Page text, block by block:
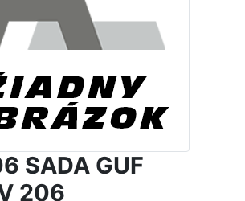
SADA GUF
206